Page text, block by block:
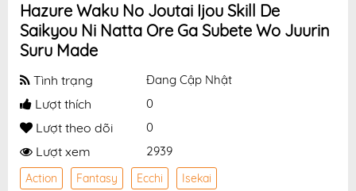
Hazure Waku No Joutai Ijou Skill De
Saikyou Ni Natta Ore Ga Subete Wo Juurin
Suru Made
Tình trạng Đang Cập Nhật
Lượt thích 0
Lượt theo dõi 0
Lượt xem 2939
Action Fantasy Ecchi Isekai